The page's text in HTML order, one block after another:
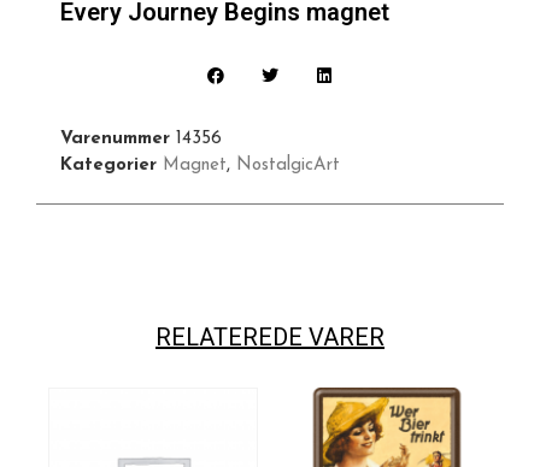
Every Journey Begins magnet
Varenummer 14356
Kategorier Magnet, NostalgicArt
RELATEREDE VARER